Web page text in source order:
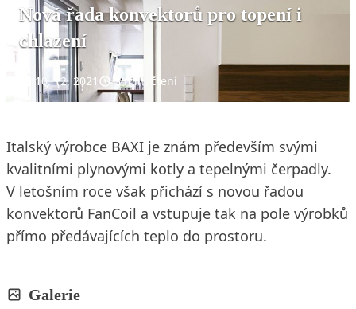
Nová řada konvektorů pro topení i
chlazení
10. 12. 2021 3 min. čtení
Italský výrobce BAXI je znám především svými
kvalitními plynovými kotly a tepelnými čerpadly.
V letošním roce však přichází s novou řadou
konvektorů FanCoil a vstupuje tak na pole výrobků
přímo předávajících teplo do prostoru.
Galerie